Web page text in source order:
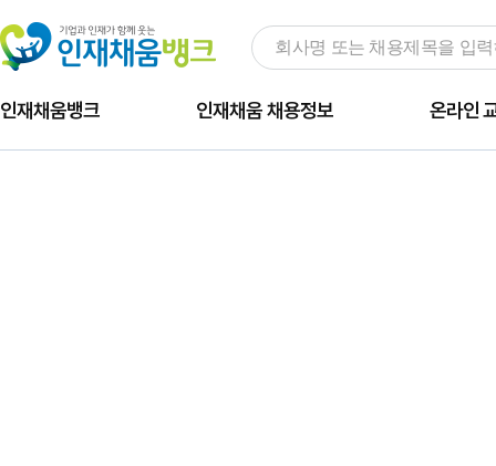
인재채움뱅크 인재채움 채용정보 온라인